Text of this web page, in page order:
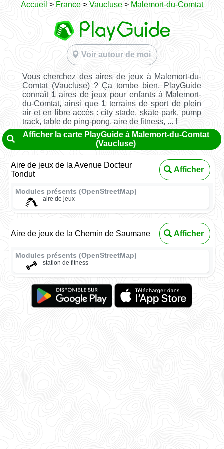
Accueil > France> Vaucluse> Malemort-du-Comtat
Voir autour de moi
Vous cherchez des aires de jeux à Malemort-du-
Comtat (Vaucluse) ? Ça tombe bien, PlayGuide
connaît 1 aires de jeux pour enfants à Malemort-
du-Comtat, ainsi que 1 terrains de sport de plein
air et en libre accès : city stade, skate park, pump
track, table de ping-pong, aire de fitness, ... !
Afficher la carte PlayGuide à Malemort-du-Comtat
(Vaucluse)
Aire de jeux de la Avenue Docteur
Tondut
Afficher
Modules présents (OpenStreetMap)
aire de jeux
Aire de jeux de la Chemin de Saumane Afficher
Modules présents (OpenStreetMap)
station de fitness